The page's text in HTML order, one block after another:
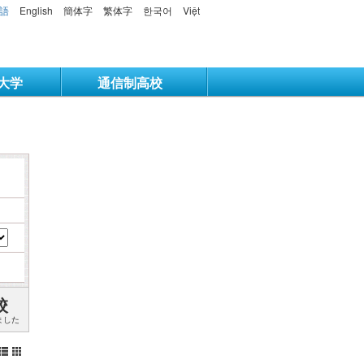
English 簡体字 繁体字 한국어 Việt
学 通信制高校
した